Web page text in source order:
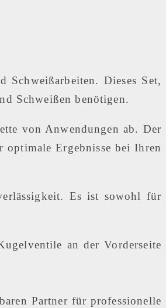
Dieses Set,
Schweißen benötigen.
von Anwendungen ab. Der
Ergebnisse bei Ihren
Es ist sowohl für
an der Vorderseite
Partner für professionelle